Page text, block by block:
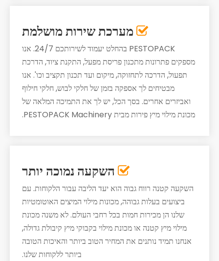
 מערכת שירות מושלמת
PESTOPACK בהחלט יעמוד לשירותכם 24/7. אנו
מספקים פתרונות מתכנון פריסת מפעל, התקנת ציוד, הדרכת
תפעול, הדרכה לתחזוקה, מיקום ועד תכנון תקציב וכו'. אנו
מבטיחים לך אספקה ​​בזמן של חלקי לבוש, חלקי חילוף
ואביזרים אחרים. בסך הכל, יש לך את התמיכה המלאה של
מכונת מילוי מיץ פירות מבית PESTOPACK Machinery.
 השקעה נמוכה יותר
השקעה קטנה רווח גבוה הוא יעד הליבה עבור הלקוחות. עם
ביצועים בעלות גבוהה, מכונות מילוי המיצים האוטומטיות
שלנו הן מכירות חמות בכל רחבי העולם. לא משנה מכונת
מילוי מיץ קטנה או מכונת מילוי בקבוקי מיץ קיבולת גדולה,
אנחנו תמיד נותנים את המחיר הטוב ביותר והאיכות הטובה
ביותר ללקוחות שלנו.